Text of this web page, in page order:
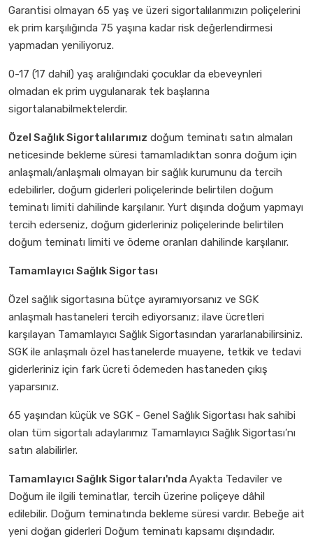
Garantisi olmayan 65 yaş ve üzeri sigortalılarımızın poliçelerini
ek prim karşılığında 75 yaşına kadar risk değerlendirmesi
yapmadan yeniliyoruz.
0-17 (17 dahil) yaş aralığındaki çocuklar da ebeveynleri
olmadan ek prim uygulanarak tek başlarına
sigortalanabilmektelerdir.
Özel Sağlık Sigortalılarımız doğum teminatı satın almaları
neticesinde bekleme süresi tamamladıktan sonra doğum için
anlaşmalı/anlaşmalı olmayan bir sağlık kurumunu da tercih
edebilirler, doğum giderleri poliçelerinde belirtilen doğum
teminatı limiti dahilinde karşılanır. Yurt dışında doğum yapmayı
tercih ederseniz, doğum giderleriniz poliçelerinde belirtilen
doğum teminatı limiti ve ödeme oranları dahilinde karşılanır.
Tamamlayıcı Sağlık Sigortası
Özel sağlık sigortasına bütçe ayıramıyorsanız ve SGK
anlaşmalı hastaneleri tercih ediyorsanız; ilave ücretleri
karşılayan Tamamlayıcı Sağlık Sigortasından yararlanabilirsiniz.
SGK ile anlaşmalı özel hastanelerde muayene, tetkik ve tedavi
giderleriniz için fark ücreti ödemeden hastaneden çıkış
yaparsınız.
65 yaşından küçük ve SGK - Genel Sağlık Sigortası hak sahibi
olan tüm sigortalı adaylarımız Tamamlayıcı Sağlık Sigortası’nı
satın alabilirler.
Tamamlayıcı Sağlık Sigortaları'nda Ayakta Tedaviler ve
Doğum ile ilgili teminatlar, tercih üzerine poliçeye dâhil
edilebilir. Doğum teminatında bekleme süresi vardır. Bebeğe ait
yeni doğan giderleri Doğum teminatı kapsamı dışındadır.